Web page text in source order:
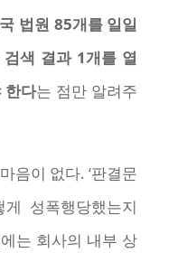
법원 85개를 일일
색 결과 1개를 열
한다는 점만 알려주
음이 없다. ‘판결문
성폭행당했는지
는 회사의 내부 상